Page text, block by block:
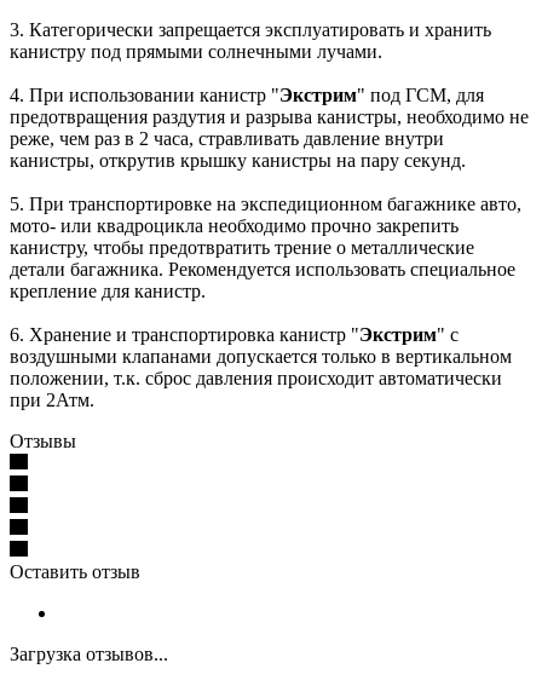
3. Категорически запрещается эксплуатировать и хранить
канистру под прямыми солнечными лучами.
4. При использовании канистр "Экстрим" под ГСМ, для
предотвращения раздутия и разрыва канистры, необходимо не
реже, чем раз в 2 часа, стравливать давление внутри
канистры, открутив крышку канистры на пару секунд.
5. При транспортировке на экспедиционном багажнике авто,
мото- или квадроцикла необходимо прочно закрепить
канистру, чтобы предотвратить трение о металлические
детали багажника. Рекомендуется использовать специальное
крепление для канистр.
6. Хранение и транспортировка канистр "Экстрим" с
воздушными клапанами допускается только в вертикальном
положении, т.к. сброс давления происходит автоматически
при 2Атм.
Отзывы
Оставить отзыв
Загрузка отзывов...